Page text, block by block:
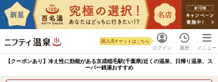
ログイン
購入済チケットはこちら
履歴 メニュー
【クーポンあり】冷え性に効能がある京成稲毛駅(千葉県)近くの温泉、日帰り温泉、ス
ーパー銭湯おすすめ